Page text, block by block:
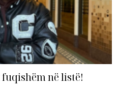
në listë!